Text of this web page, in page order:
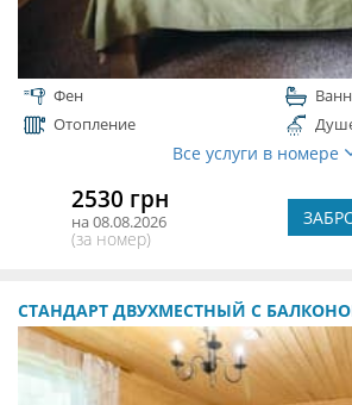
Фен
Отопление
Все услуги в номере
2530 грн
на 08.08.2026
(за номер)
СТАНДАРТ ДВУХМЕСТНЫЙ С